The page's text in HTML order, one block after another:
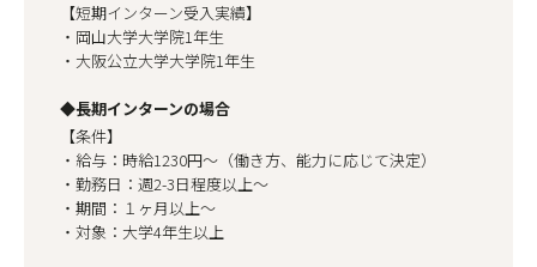
【短期インターン受入実績】
・岡山大学大学院1年生
・大阪公立大学大学院1年生
◆長期インターンの場合
【条件】
・給与：時給1230円〜（働き方、能力に応じて決定）
・勤務日：週2-3日程度以上〜
・期間：１ヶ月以上〜
・対象：大学4年生以上